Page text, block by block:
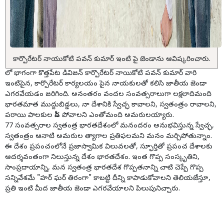
కార్పొరేటర్ నాయుకోటి పవన్ కుమార్ ఇంటి పై జెండాను ఆవిష్కరించారు.
లో భాగంగా కొత్తపేట డివిజన్ కార్పొరేటర్ నాయికోటి పవన్ కుమార్ వారి
ఇంటిపైన, కార్పొరేటర్ కార్యలయం పైన నాయకులతో కలిసి జాతీయ జెండా
ఎగరవేయడం జరిగింది. అనంతరం వందల సంవత్సరాలుగా లక్షలాదిమంది
భారతమాత ముద్దుబిడ్డలు, నా దేశానికి స్వేచ్ఛ కావాలని, స్వతంత్రం రావాలని,
పరాయి పాలకుల పీడ పోవాలని ఎంతోమంది అమరులయ్యారు.
77 సంవత్సరాల స్వతంత్ర భారతదేశంలో మనందరం అనుభవిస్తున్న స్వేచ్ఛ,
స్వతంత్రం ఆనాటి అమరుల త్యాగాల ప్రతిఫలమని మనం మర్చిపోతున్నాం.
ఈ దేశం ప్రపంచంలోనే ప్రజాస్వామిక విలువలతో, స్ఫూర్తితో ప్రపంచ దేశాలకు
ఆదర్శవంతంగా నిలుస్తున్న దేశం భారతదేశం. ఇంత గొప్ప సంస్కృతిని,
సాంప్రదాయాన్ని, మన స్వతంత్ర భారతదేశ గొప్పతనాన్ని చాటి చెప్పే గొప్ప
సన్నివేశమే "హర్ ఘర్ తిరంగా" కాబట్టి దీన్ని కాపాడుకోవాలని తెలియజేస్తూ,
ప్రతి ఇంటి మీద జాతీయ జెండా ఎగరవేయాలని పిలుపునిచ్చారు.